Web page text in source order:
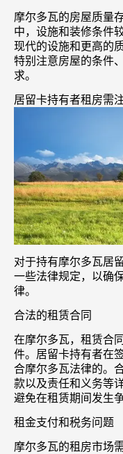
摩尔多瓦的房屋质量
中，设施和装修条件
现代的设施和更高的
特别注意房屋的条件
求。
居留卡持有者租房需
对于持有摩尔多瓦居
一些法律规定，以确
律。
合法的租赁合同
在摩尔多瓦，租赁合
件。居留卡持有者在
合摩尔多瓦法律的。
款以及责任和义务等
避免在租赁期间发生争
租金支付和税务问题
摩尔多瓦的租房市场